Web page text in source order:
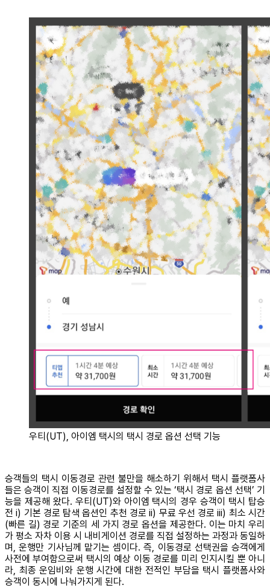
우티(UT), 아이엠 택시의 택시 경로 옵션 선택 기능
승객들의 택시 이동경로 관련 불만을 해소하기 위해서 택시 플랫폼사
들은 승객이 직접 이동경로를 설정할 수 있는 ‘택시 경로 옵션 선택’ 기
능을 제공해 왔다. 우티(UT)와 아이엠 택시의 경우 승객이 택시 탑승
전 i) 기본 경로 탐색 옵션인 추천 경로 ii) 무료 우선 경로 iii) 최소 시간
(빠른 길) 경로 기준의 세 가지 경로 옵션을 제공한다. 이는 마치 우리
가 평소 자차 이용 시 내비게이션 경로를 직접 설정하는 과정과 동일하
며, 운행만 기사님께 맡기는 셈이다. 즉, 이동경로 선택권을 승객에게
사전에 부여함으로써 택시의 예상 이동 경로를 미리 인지시킬 뿐 아니
라, 최종 운임비와 운행 시간에 대한 전적인 부담을 택시 플랫폼사와
승객이 동시에 나눠가지게 된다.